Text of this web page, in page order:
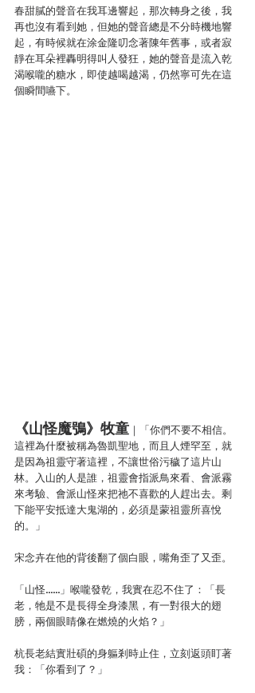
春甜膩的聲音在我耳邊響起，那次轉身之後，我
再也沒有看到她，但她的聲音總是不分時機地響
起，有時候就在涂金隆叨念著陳年舊事，或者寂
靜在耳朵裡轟明得叫人發狂，她的聲音是流入乾
渴喉嚨的糖水，即使越喝越渴，仍然寧可先在這
個瞬間嚥下。
《山怪魔鴞》牧童 ｜「你們不要不相信。
這裡為什麼被稱為魯凱聖地，而且人煙罕至，就
是因為祖靈守著這裡，不讓世俗污穢了這片山
林。入山的人是誰，祖靈會指派鳥來看、會派霧
來考驗、會派山怪來把祂不喜歡的人趕出去。剩
下能平安抵達大鬼湖的，必須是蒙祖靈所喜悅
的。」
宋念卉在他的背後翻了個白眼，嘴角歪了又歪。
「山怪……」喉嚨發乾，我實在忍不住了：「長
老，牠是不是長得全身漆黑，有一對很大的翅
膀，兩個眼睛像在燃燒的火焰？」
杭長老結實壯碩的身軀剎時止住，立刻返頭盯著
我：「你看到了？」